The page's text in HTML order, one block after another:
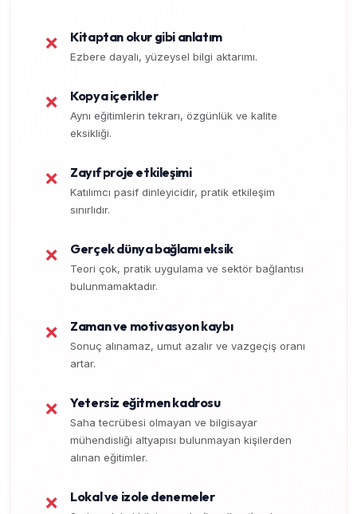
❌ Kitaptan okur gibi anlatım
Ezbere dayalı, yüzeysel bilgi aktarımı.
❌ Kopya içerikler
Aynı eğitimlerin tekrarı, özgünlük ve kalite
eksikliği.
❌ Zayıf proje etkileşimi
Katılımcı pasif dinleyicidir, pratik etkileşim
sınırlıdır.
❌ Gerçek dünya bağlamı eksik
Teori çok, pratik uygulama ve sektör bağlantısı
bulunmamaktadır.
❌ Zaman ve motivasyon kaybı
Sonuç alınamaz, umut azalır ve vazgeçiş oranı
artar.
❌ Yetersiz eğitmen kadrosu
Saha tecrübesi olmayan ve bilgisayar
mühendisliği altyapısı bulunmayan kişilerden
alınan eğitimler.
❌ Lokal ve izole denemeler